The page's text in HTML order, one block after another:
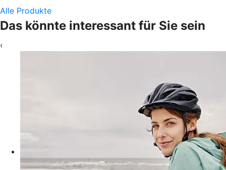
Alle Produkte
Das könnte interessant für Sie sein
‹